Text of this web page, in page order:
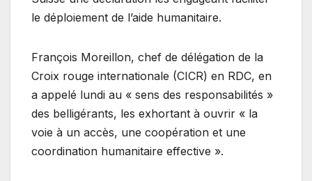
le déploiement de l’aide humanitaire.
François Moreillon, chef de délégation de la
Croix rouge internationale (CICR) en RDC, en
a appelé lundi au « sens des responsabilités »
des belligérants, les exhortant à ouvrir « la
voie à un accès, une coopération et une
coordination humanitaire effective ».